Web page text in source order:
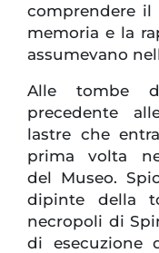
comprendere
memoria e la
assumevano
Alle tombe
precedente
lastre che
prima volta
del Museo.
dipinte della
necropoli di
di esecuzione